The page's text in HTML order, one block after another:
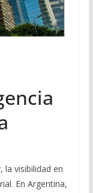
la visibilidad en
En Argentina,